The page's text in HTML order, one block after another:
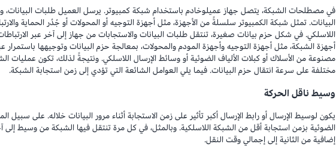
في مصطلحات الشبكة، يتصل جهاز عميلوخادم باستخدام شبكة كمبيوتر. يرسل العميل طلبات البيانات،
البيانات. تمثل شبكة الكمبيوتر سلسلةً من الأجهزة، مثل أجهزة التوجيه أو المحولات أو جُدُر الحماية
اللاسلكي. في شكل حزم بيانات صغيرة، تنتقل طلبات البيانات والاستجابات من جهاز إلى آخر عبر
أجهزة الشبكة، مثل أجهزة التوجيه وأجهزة المودم والمحولات، بمعالجة حزم البيانات وتوجيهها
مصنوعة من الأسلاك أو كبلات الألياف الضوئية أو وسائط الإرسال اللاسلكي. ونتيجةً لذلك، تكون عمليات
مختلفة على سرعة انتقال حزم البيانات. فيما يلي العوامل الشائعة التي تؤدي إلى زمن استجابة الشبكة.
وسيط ناقل الحركة
يكون لوسيط الإرسال أو رابط الإرسال أكبر تأثير على زمن الاستجابة أثناء مرور البيانات خلاله. على سبيل
الضوئية بزمن استجابة أقل من الشبكة اللاسلكية. وبالمثل، في كل مرة تنتقل فيها الشبكة من وسيط إلى
إضافية من الثانية إلى إجمالي وقت النقل.